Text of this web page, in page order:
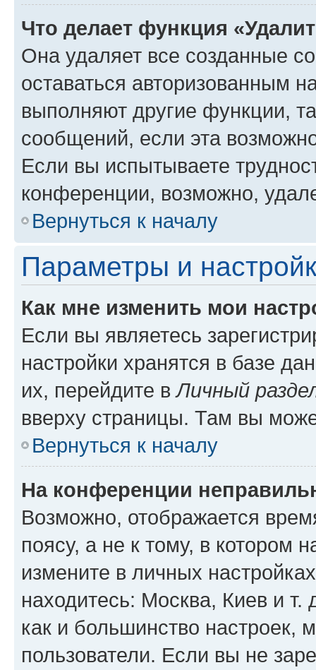
Что делает функция
Она удаляет все созданные
оставаться авторизованным
выполняют другие функции,
сообщений, если эта
Если вы испытываете
конференции, возможно,
Вернуться к началу
Параметры и
Как мне изменить мои
Если вы являетесь
настройки хранятся в базе
их, перейдите вЛичный
вверху страницы. Там вы
Вернуться к началу
На конференции
Возможно, отображается
поясу, а не к тому, в котором
измените в личных
находитесь: Москва, Киев и т.
как и большинство настроек,
пользователи. Если вы не